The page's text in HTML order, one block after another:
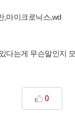
,마이크로닉스,wd
다는게 무슨말인지
0